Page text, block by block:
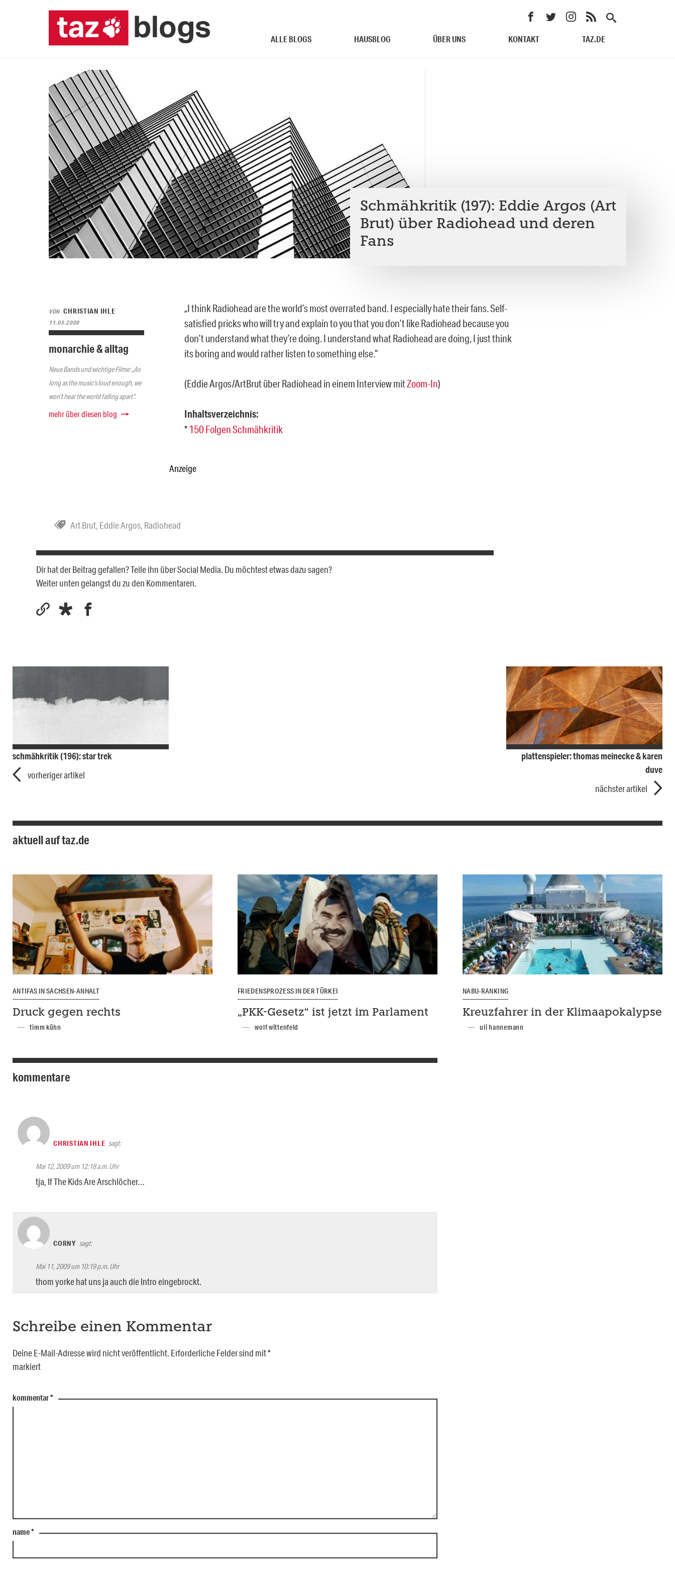
ALLE BLOGS HAUSBLOG ÜBER UNS KONTAKT TAZ.DE
Schmähkritik (197): Eddie Argos (Art
Brut) über Radiohead und deren
Fans
VON CHRISTIAN IHLE
11.05.2009
monarchie & alltag
Neue Bands und wichtige Filme: „As
long as the music’s loud enough, we
won’t hear the world falling apart“.
mehr über diesen blog
„I think Radiohead are the world’s most overrated band. I especially hate their fans. Self-
satisfied pricks who will try and explain to you that you don’t like Radiohead because you
don’t understand what they’re doing. I understand what Radiohead are doing, I just think
its boring and would rather listen to something else.“
(Eddie Argos/ArtBrut über Radiohead in einem Interview mitZoom-In)
Inhaltsverzeichnis:
*150 Folgen Schmähkritik
Anzeige
Art Brut, Eddie Argos, Radiohead
Dir hat der Beitrag gefallen? Teile ihn über Social Media. Du möchtest etwas dazu sagen?
Weiter unten gelangst du zu den Kommentaren.
schmähkritik (196): star trek
vorheriger artikel
plattenspieler: thomas meinecke & karen
duve
nächster artikel
aktuell auf taz.de
ANTIFAS IN SACHSEN-ANHALT
Druck gegen rechts
timm kühn
FRIEDENSPROZESS IN DER TÜRKEI
„PKK-Gesetz“ ist jetzt im Parlament
wolf wittenfeld
NABU-RANKING
Kreuzfahrer in der Klimaapokalypse
uli hannemann
kommentare
CHRISTIAN IHLE sagt:
Mai 12, 2009 um 12:18 a.m. Uhr
tja, If The Kids Are Arschlöcher…
CORNY sagt:
Mai 11, 2009 um 10:19 p.m. Uhr
thom yorke hat uns ja auch die Intro eingebrockt.
Schreibe einen Kommentar
Deine E-Mail-Adresse wird nicht veröffentlicht. Erforderliche Felder sind mit*
markiert
kommentar*
name*